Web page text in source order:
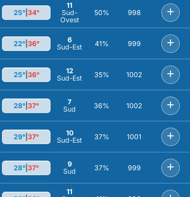
25°| 34°
11
Sud-
Ovest
50% 998 +
22°| 36°
6
Sud-Est
41% 999 +
25°| 36°
12
Sud-Est
35% 1002 +
28° 37°
7
Sud
36% 1002 +
29° 37°
10
Sud-Est
37% 1001 +
28° 37°
9
Sud
37% 999 +
11